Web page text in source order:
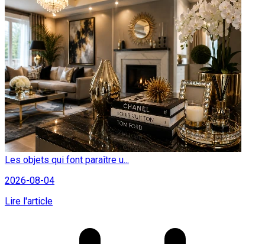
Les objets qui font paraître u...
2026-08-04
Lire l'article